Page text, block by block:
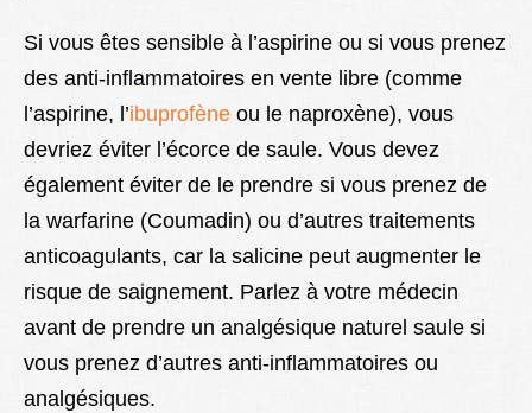
Si vous êtes sensible à l’aspirine ou si vous prenez
des anti-inflammatoires en vente libre (comme
l’aspirine, l’ibuprofène ou le naproxène), vous
devriez éviter l’écorce de saule. Vous devez
également éviter de le prendre si vous prenez de
la warfarine (Coumadin) ou d’autres traitements
anticoagulants, car la salicine peut augmenter le
risque de saignement. Parlez à votre médecin
avant de prendre un analgésique naturel saule si
vous prenez d’autres anti-inflammatoires ou
analgésiques.